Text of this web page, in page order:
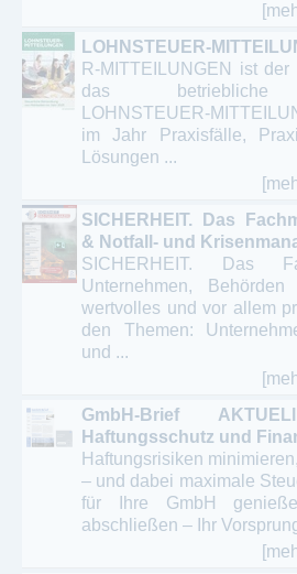
LOHNSTEUER-
R-MITTEILUNGEN ist der
das betriebliche
LOHNSTEUER-
im Jahr Praxisfälle,
Lösungen ...
SICHERHEIT. Das
& Notfall- und
SICHERHEIT. Das
Unternehmen,
wertvolles und vor allem
den Themen:
und ...
GmbH-Brief
Haftungsschutz und
Haftungsrisiken
– und dabei maximale
für Ihre GmbH
abschließen – Ihr